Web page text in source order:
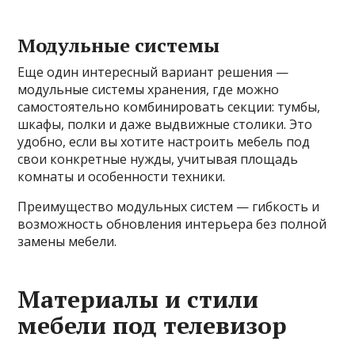
Модульные системы
Еще один интересный вариант решения —
модульные системы хранения, где можно
самостоятельно комбинировать секции: тумбы,
шкафы, полки и даже выдвижные столики. Это
удобно, если вы хотите настроить мебель под
свои конкретные нужды, учитывая площадь
комнаты и особенности техники.
Преимущество модульных систем — гибкость и
возможность обновления интерьера без полной
замены мебели.
Материалы и стили
мебели под телевизор